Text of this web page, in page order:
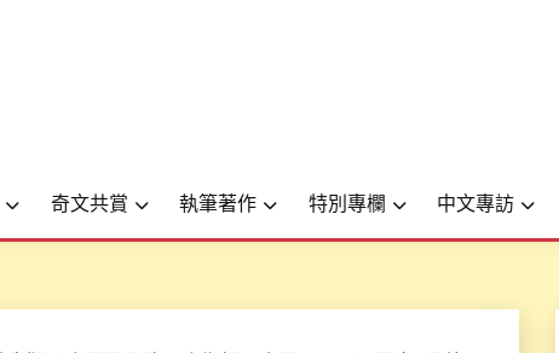
奇文共賞 執筆著作 特別專欄 中文專訪